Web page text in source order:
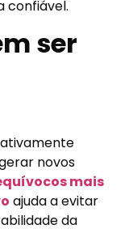
confiável.
ser
novos
mais
ajuda a evitar
da